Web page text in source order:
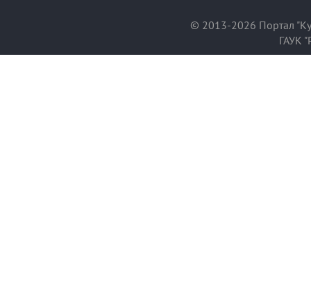
© 2013-2026 Портал
ГАУК